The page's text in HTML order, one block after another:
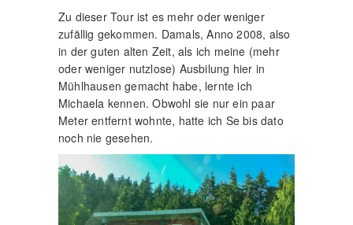
Zu dieser Tour ist es mehr oder weniger
zufällig gekommen. Damals, Anno 2008, also
in der guten alten Zeit, als ich meine (mehr
oder weniger nutzlose) Ausbilung hier in
Mühlhausen gemacht habe, lernte ich
Michaela kennen. Obwohl sie nur ein paar
Meter entfernt wohnte, hatte ich Se bis dato
noch nie gesehen.